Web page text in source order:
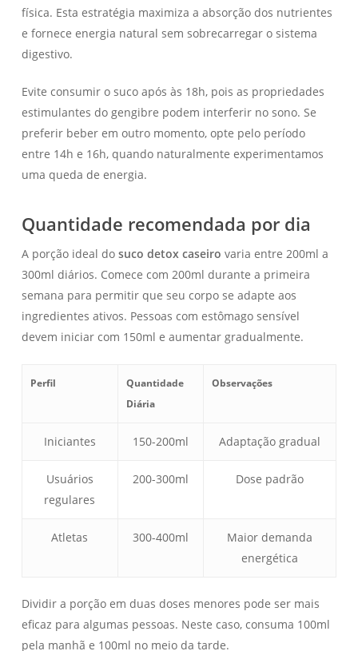
física. Esta estratégia maximiza a absorção dos nutrientes
e fornece energia natural sem sobrecarregar o sistema
digestivo.
Evite consumir o suco após às 18h, pois as propriedades
estimulantes do gengibre podem interferir no sono. Se
preferir beber em outro momento, opte pelo período
entre 14h e 16h, quando naturalmente experimentamos
uma queda de energia.
Quantidade recomendada por dia
A porção ideal do suco detox caseiro varia entre 200ml a
300ml diários. Comece com 200ml durante a primeira
semana para permitir que seu corpo se adapte aos
ingredientes ativos. Pessoas com estômago sensível
devem iniciar com 150ml e aumentar gradualmente.
Perfil
Quantidade
Diária
Observações
Iniciantes 150-200ml Adaptação gradual
Usuários
regulares
200-300ml Dose padrão
Atletas 300-400ml
Maior demanda
energética
Dividir a porção em duas doses menores pode ser mais
eficaz para algumas pessoas. Neste caso, consuma 100ml
pela manhã e 100ml no meio da tarde.